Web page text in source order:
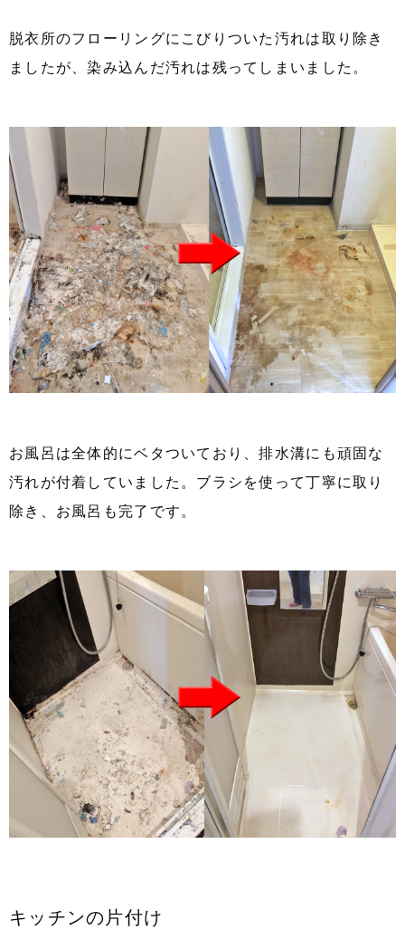
脱衣所のフローリングにこびりついた汚れは取り除き
ましたが、染み込んだ汚れは残ってしまいました。
お風呂は全体的にベタついており、排水溝にも頑固な
汚れが付着していました。ブラシを使って丁寧に取り
除き、お風呂も完了です。
キッチンの片付け